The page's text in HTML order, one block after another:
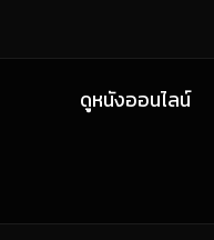
ดูหนังออนไลน์